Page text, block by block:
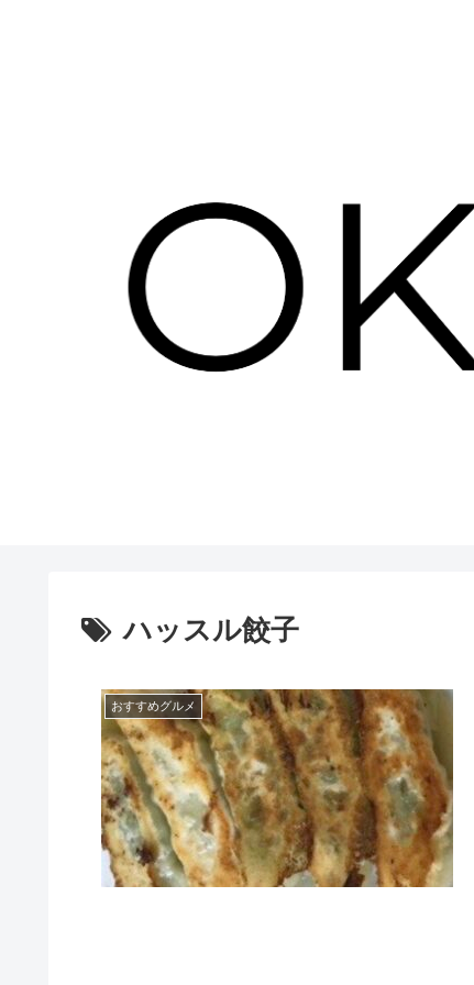
ハッスル餃子
おすすめグルメ